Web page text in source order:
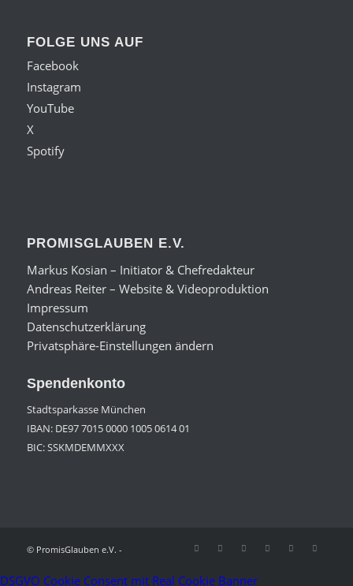
FOLGE UNS AUF
Facebook
Instagram
YouTube
X
Spotify
PROMISGLAUBEN E.V.
Markus Kosian – Initiator & Chefredakteur
Andreas Reiter – Website & Videoproduktion
Impressum
Datenschutzerklärung
Privatsphäre-Einstellungen ändern
Spendenkonto
Stadtsparkasse München
IBAN: DE97 7015 0000 1005 0614 01
BIC: SSKMDEMMXXX
© PromisGlauben e.V. -
DSGVO Cookie Consent mit Real Cookie Banner